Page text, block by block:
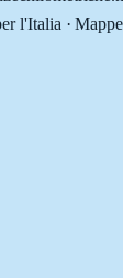
l'Italia ·